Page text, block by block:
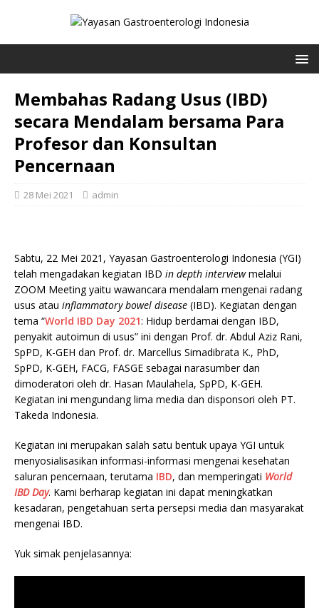
Membahas Radang Usus (IBD)
secara Mendalam bersama Para
Profesor dan Konsultan
Pencernaan
28 Mei 2021 admin
Sabtu, 22 Mei 2021, Yayasan Gastroenterologi Indonesia (YGI)
telah mengadakan kegiatan IBD in depth interviewmelalui
ZOOM Meeting yaitu wawancara mendalam mengenai radang
usus atau inflammatory bowel disease (IBD). Kegiatan dengan
tema “World IBD Day 2021: Hidup berdamai dengan IBD,
penyakit autoimun di usus” ini dengan Prof. dr. Abdul Aziz Rani,
SpPD, K-GEH dan Prof. dr. Marcellus Simadibrata K., PhD,
SpPD, K-GEH, FACG, FASGE sebagai narasumber dan
dimoderatori oleh dr. Hasan Maulahela, SpPD, K-GEH.
Kegiatan ini mengundang lima media dan disponsori oleh PT.
Takeda Indonesia.
Kegiatan ini merupakan salah satu bentuk upaya YGI untuk
menyosialisasikan informasi-informasi mengenai kesehatan
saluran pencernaan, terutama IBD, dan memperingati World
IBD Day. Kami berharap kegiatan ini dapat meningkatkan
kesadaran, pengetahuan serta persepsi media dan masyarakat
mengenai IBD.
Yuk simak penjelasannya: